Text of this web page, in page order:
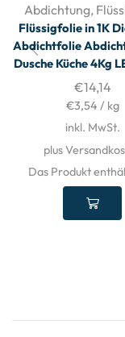
Abdichtung,
Flüssigfolie in 1K
Abdichtfolie
Dusche Küche 4Kg
€14,14
€3,54 / kg
inkl. MwSt.
plus
Das Produkt